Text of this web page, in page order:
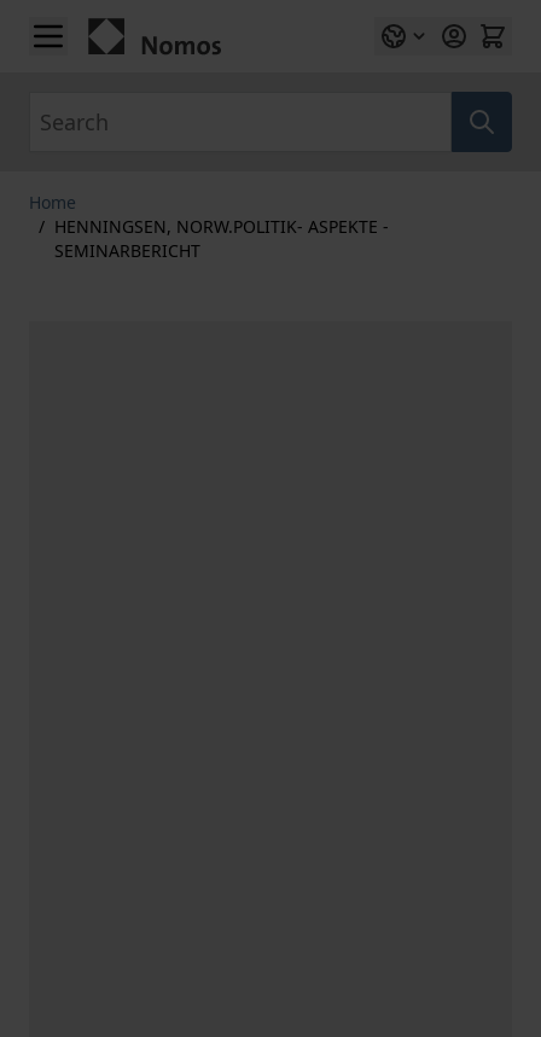
Skip to Content
Home
/ HENNINGSEN, NORW.POLITIK- ASPEKTE -
SEMINARBERICHT